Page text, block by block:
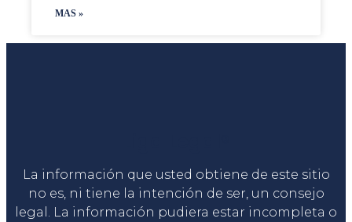
MAS »
La información que usted obtiene de este sitio
no es, ni tiene la intención de ser, un consejo
legal. La información pudiera estar incompleta o